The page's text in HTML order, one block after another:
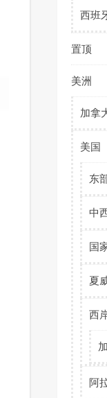
西班
置顶
美洲
加拿
美国
东
中
国
夏
西
阿